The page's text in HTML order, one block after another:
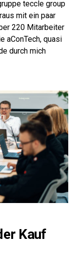
teccle group
mit ein paar
220 Mitarbeiter
aConTech, quasi
durch mich
Kauf